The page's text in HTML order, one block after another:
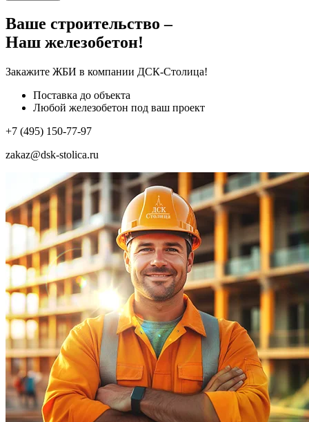
Ваше строительство –
Наш железобетон!
Закажите ЖБИ в компании ДСК-Столица!
Поставка до объекта
Любой железобетон под ваш проект
+7 (495) 150-77-97
zakaz@dsk-stolica.ru